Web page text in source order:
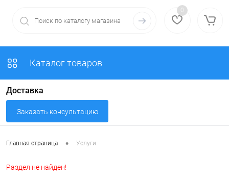
0
Каталог товаров
Доставка
Заказать консультацию
Главная страница • Услуги
Раздел не найден!